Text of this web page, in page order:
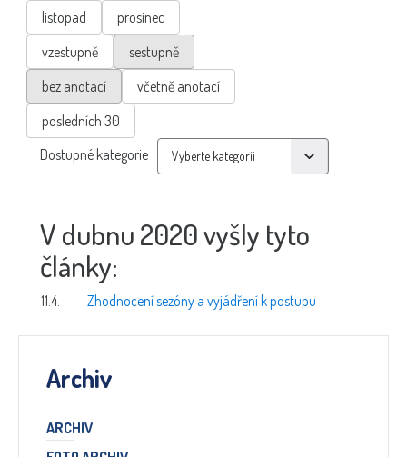
listopad
prosinec
vzestupně
sestupně
bez anotací
včetně anotací
posledních 30
Dostupné kategorie
V dubnu 2020 vyšly tyto
články:
11.4. Zhodnocení sezóny a vyjádření k postupu
Archiv
ARCHIV